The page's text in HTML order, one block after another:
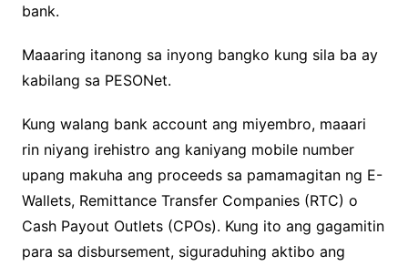
bank.
Maaaring itanong sa inyong bangko kung sila ba ay
kabilang sa PESONet.
Kung walang bank account ang miyembro, maaari
rin niyang irehistro ang kaniyang mobile number
upang makuha ang proceeds sa pamamagitan ng E-
Wallets, Remittance Transfer Companies (RTC) o
Cash Payout Outlets (CPOs). Kung ito ang gagamitin
para sa disbursement, siguraduhing aktibo ang